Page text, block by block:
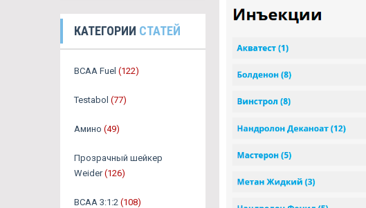
КАТЕГОРИИ СТАТЕЙ
BCAA Fuel (122)
Testabol (77)
Амино (49)
Прозрачный шейкер
Weider (126)
BCAA 3:1:2 (108)